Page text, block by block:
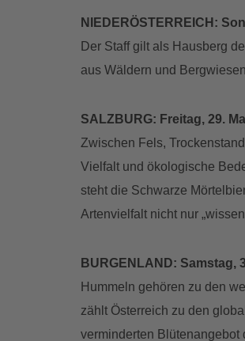
NIEDERÖSTERREICH:
Der Staff gilt als Hausberg
aus Wäldern und
SALZBURG: Freitag, 29.
Zwischen Fels,
Vielfalt und ökologische
steht die Schwarze
Artenvielfalt nicht nur
BURGENLAND: Samstag,
Hummeln gehören zu den
zählt Österreich zu den
verminderten Blütenangebot